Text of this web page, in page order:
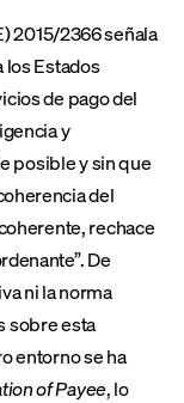
2015/2366 señala
los Estados
de pago del
y
posible y sin que
del
rechace
De
ni la norma
sobre esta
entorno se ha
of Payee, lo